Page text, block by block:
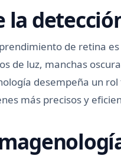
la
de retina
de luz, manchas
desempeña un
más precisos y